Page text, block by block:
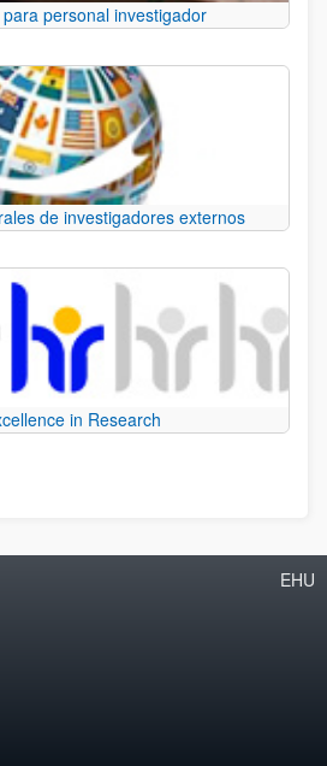
personal investigador
de investigadores externos
in Research
EHU